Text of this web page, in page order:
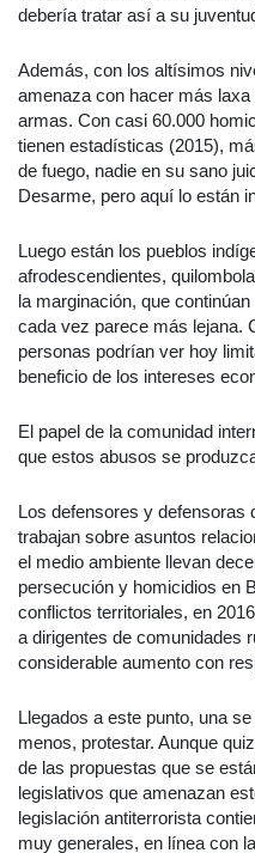
debería tratar así a su
Además, con los altísimos
amenaza con hacer más
armas. Con casi 60.000
tienen estadísticas (2015),
de fuego, nadie en su sano
Desarme, pero aquí lo están
Luego están los pueblos
afrodescendientes,
la marginación, que
cada vez parece más lejana.
personas podrían ver hoy
beneficio de los intereses
El papel de la comunidad
que estos abusos se
Los defensores y defensoras
trabajan sobre asuntos
el medio ambiente llevan
persecución y homicidios en
conflictos territoriales, en
a dirigentes de comunidades
considerable aumento con
Llegados a este punto, una
menos, protestar. Aunque
de las propuestas que se
legislativos que amenazan
legislación antiterrorista
muy generales, en línea con